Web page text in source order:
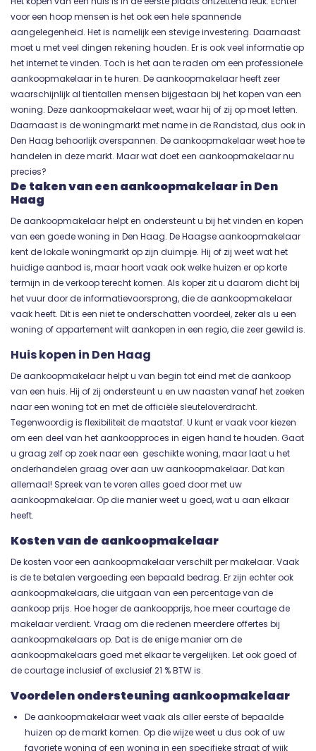
voor een hoop mensen is het ook een hele spannende
aangelegenheid. Het is namelijk een stevige investering. Daarnaast
moet u met veel dingen rekening houden. Er is ook veel informatie op
het internet te vinden. Toch is het aan te raden om een professionele
aankoopmakelaar in te huren. De aankoopmakelaar heeft zeer
waarschijnlijk al tientallen mensen bijgestaan bij het kopen van een
woning. Deze aankoopmakelaar weet, waar hij of zij op moet letten.
Daarnaast is de woningmarkt met name in de Randstad, dus ook in
Den Haag behoorlijk overspannen. De aankoopmakelaar weet hoe te
handelen in deze markt. Maar wat doet een aankoopmakelaar nu
precies?
De taken van een aankoopmakelaar in Den
Haag
De aankoopmakelaar helpt en ondersteunt u bij het vinden en kopen
van een goede woning in Den Haag. De Haagse aankoopmakelaar
kent de lokale woningmarkt op zijn duimpje. Hij of zij weet wat het
huidige aanbod is, maar hoort vaak ook welke huizen er op korte
termijn in de verkoop terecht komen. Als koper zit u daarom dicht bij
het vuur door de informatievoorsprong, die de aankoopmakelaar
vaak heeft. Dit is een niet te onderschatten voordeel, zeker als u een
woning of appartement wilt aankopen in een regio, die zeer gewild is.
Huis kopen in Den Haag
De aankoopmakelaar helpt u van begin tot eind met de aankoop
van een huis. Hij of zij ondersteunt u en uw naasten vanaf het zoeken
naar een woning tot en met de officiële sleuteloverdracht.
Tegenwoordig is flexibiliteit de maatstaf. U kunt er vaak voor kiezen
om een deel van het aankoopproces in eigen hand te houden. Gaat
u graag zelf op zoek naar een geschikte woning, maar laat u het
onderhandelen graag over aan uw aankoopmakelaar. Dat kan
allemaal! Spreek van te voren alles goed door met uw
aankoopmakelaar. Op die manier weet u goed, wat u aan elkaar
heeft.
Kosten van de aankoopmakelaar
De kosten voor een aankoopmakelaar verschilt per makelaar. Vaak
is de te betalen vergoeding een bepaald bedrag. Er zijn echter ook
aankoopmakelaars, die uitgaan van een percentage van de
aankoop prijs. Hoe hoger de aankoopprijs, hoe meer courtage de
makelaar verdient. Vraag om die redenen meerdere offertes bij
aankoopmakelaars op. Dat is de enige manier om de
aankoopmakelaars goed met elkaar te vergelijken. Let ook goed of
de courtage inclusief of exclusief 21 % BTW is.
Voordelen ondersteuning aankoopmakelaar
De aankoopmakelaar weet vaak als aller eerste of bepaalde
huizen op de markt komen. Op die wijze weet u dus ook of uw
favoriete woning of een woning in een specifieke straat of wijk